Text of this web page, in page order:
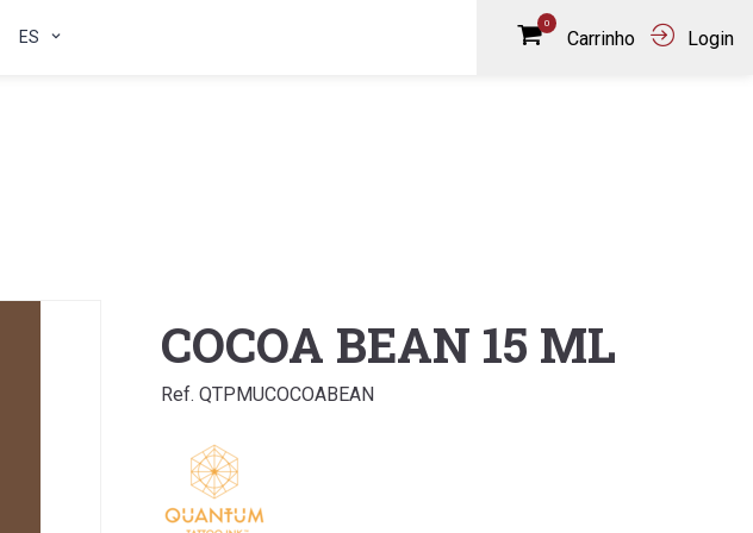
ES
0
Carrinho Login
COCOA BEAN 15 ML
Ref. QTPMUCOCOABEAN